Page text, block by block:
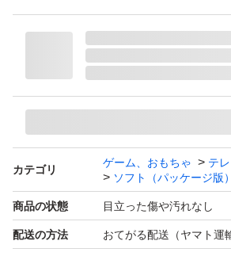
カテゴリ
ゲーム、おもちゃ テ
ソフト（パッケージ版）
商品の状態 目立った傷や汚れなし
配送の方法 おてがる配送（ヤマト運